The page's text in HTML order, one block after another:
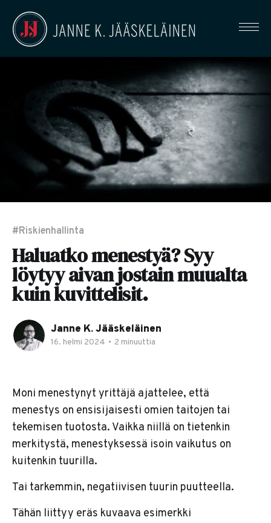
#Riskienhallinta
Haluatko menestyä? Syy
löytyy aivan jostain muualta
kuin kuvittelisit.
Janne K. Jääskeläinen
16. helmi 2024 • 2 minuuttia
Moni menestynyt yrittäjä ajattelee, että
menestys on ensisijaisesti omien taitojen tai
tekemisen tuotosta. Vaikka niillä on tietenkin
merkitystä, menestyksessä isoin vaikutus on
kuitenkin tuurilla.
Tai tarkemmin, negatiivisen tuurin puutteella.
Tähän liittyy eräs kuvaava esimerkki